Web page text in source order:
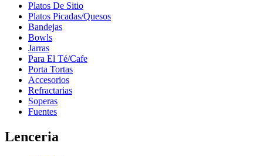
Platos De Sitio
Platos Picadas/Quesos
Bandejas
Bowls
Jarras
Para El Té/Cafe
Porta Tortas
Accesorios
Refractarias
Soperas
Fuentes
Lenceria